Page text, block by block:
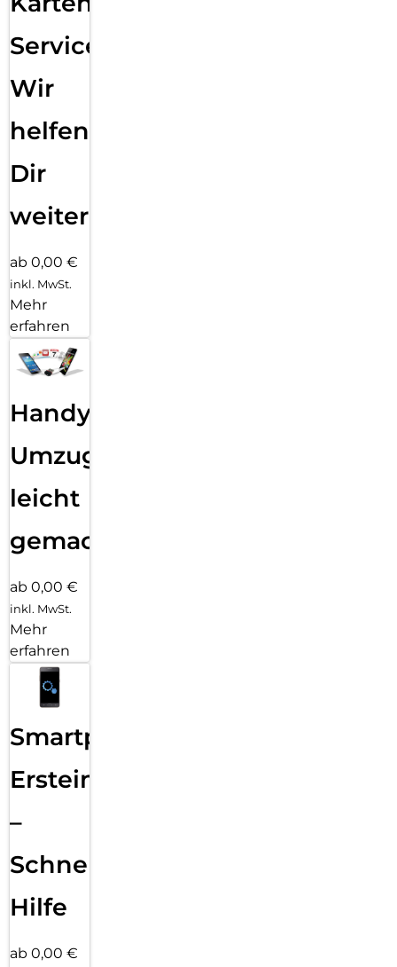
Service:
Wir
helfen
Dir
weiter
ab 0,00 €
inkl. MwSt.
Mehr
erfahren
Handy
Umzug
leicht
gemacht!
ab 0,00 €
inkl. MwSt.
Mehr
erfahren
Smartphone
Ersteinrichtung
–
Schnelle
Hilfe
ab 0,00 €